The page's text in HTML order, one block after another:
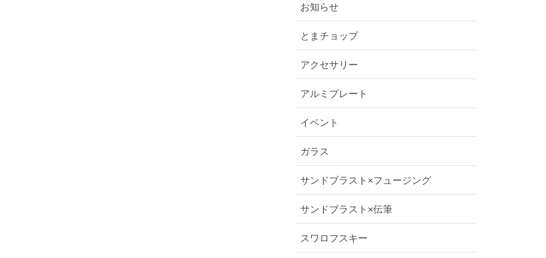
お知らせ
とまチョップ
アクセサリー
アルミプレート
イベント
ガラス
サンドブラスト×フュージング
サンドブラスト×伝筆
スワロフスキー